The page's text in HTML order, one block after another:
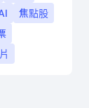
焦點股